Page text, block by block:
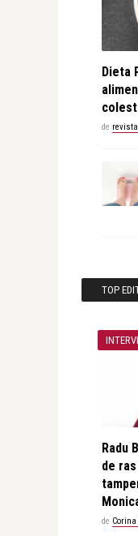
Dieta
de
TOP
Radu
de
de Corina